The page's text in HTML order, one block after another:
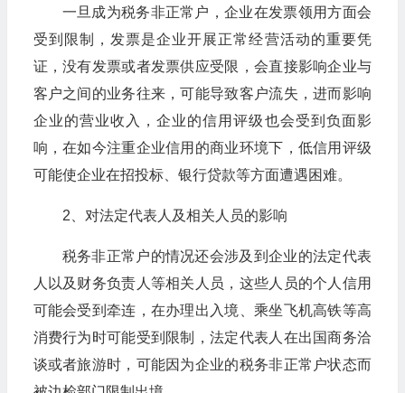
一旦成为税务非正常户，企业在发票领用方面会
受到限制，发票是企业开展正常经营活动的重要凭
证，没有发票或者发票供应受限，会直接影响企业与
客户之间的业务往来，可能导致客户流失，进而影响
企业的营业收入，企业的信用评级也会受到负面影
响，在如今注重企业信用的商业环境下，低信用评级
可能使企业在招投标、银行贷款等方面遭遇困难。
2、对法定代表人及相关人员的影响
税务非正常户的情况还会涉及到企业的法定代表
人以及财务负责人等相关人员，这些人员的个人信用
可能会受到牵连，在办理出入境、乘坐飞机高铁等高
消费行为时可能受到限制，法定代表人在出国商务洽
谈或者旅游时，可能因为企业的税务非正常户状态而